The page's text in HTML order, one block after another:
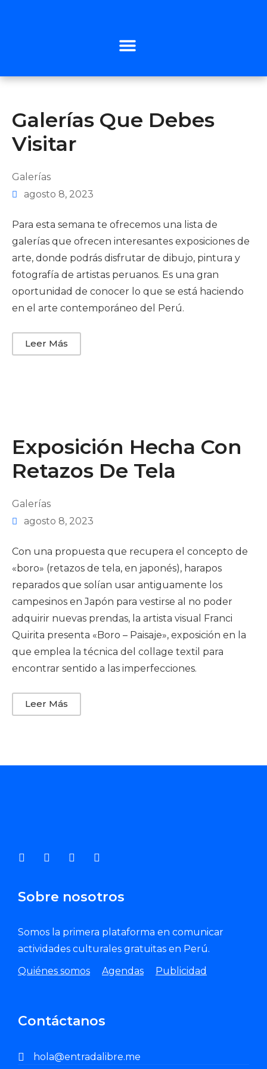
Galerías Que Debes
Visitar
Galerías
agosto 8, 2023
Para esta semana te ofrecemos una lista de
galerías que ofrecen interesantes exposiciones de
arte, donde podrás disfrutar de dibujo, pintura y
fotografía de artistas peruanos. Es una gran
oportunidad de conocer lo que se está haciendo
en el arte contemporáneo del Perú.
Leer Más
Exposición Hecha Con
Retazos De Tela
Galerías
agosto 8, 2023
Con una propuesta que recupera el concepto de
«boro» (retazos de tela, en japonés), harapos
reparados que solían usar antiguamente los
campesinos en Japón para vestirse al no poder
adquirir nuevas prendas, la artista visual Franci
Quirita presenta «Boro – Paisaje», exposición en la
que emplea la técnica del collage textil para
encontrar sentido a las imperfecciones.
Leer Más
Sobre nosotros
Somos la primera plataforma en comunicar
actividades culturales gratuitas en Perú.
Quiénes somos
Agendas Publicidad
Contáctanos
hola@entradalibre.me